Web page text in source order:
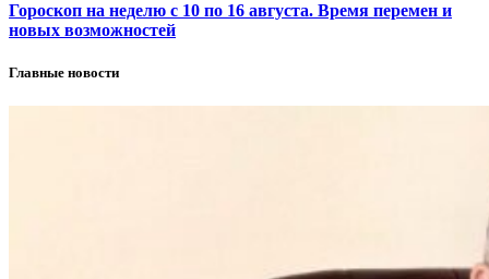
Гороскоп на неделю с 10 по 16 августа. Время перемен и
новых возможностей
Главные новости